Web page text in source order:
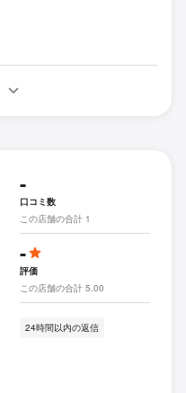
-
口コミ数
この店舗の合計 1
-
評価
この店舗の合計 5.00
24時間以内の返信